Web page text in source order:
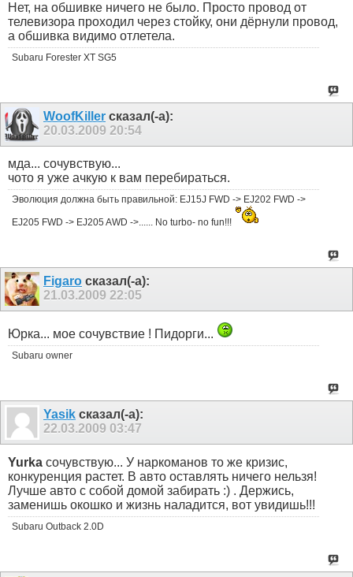
Нет, на обшивке ничего не было. Просто провод от
телевизора проходил через стойку, они дёрнули провод,
а обшивка видимо отлетела.
Subaru Forester XT SG5
WoofKiller сказал(-а):
20.03.2009 20:54
мда... сочувствую...
чото я уже ачкую к вам перебираться.
Эволюция должна быть правильной: EJ15J FWD -> EJ202 FWD ->
EJ205 FWD -> EJ205 AWD ->...... No turbo- no fun!!!
Figaro сказал(-а):
21.03.2009 22:05
Юрка... мое сочувствие ! Пидорги...
Subaru owner
Yasik сказал(-а):
22.03.2009 03:47
Yurka сочувствую... У наркоманов то же кризис,
конкуренция растет. В авто оставлять ничего нельзя!
Лучше авто с собой домой забирать :) . Держись,
заменишь окошко и жизнь наладится, вот увидишь!!!
Subaru Outback 2.0D